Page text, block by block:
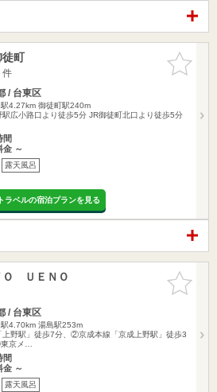
お気に入
りに追加
徒町
/ 台東区
4.27km 御徒町駅240m
駅広小路口より徒歩5分 JR御徒町北口より徒歩5分
間
金 ～
露天風呂
ラベルの宿泊プランを見る
お気に入
りに追加
Ｏ ＵＥＮＯ
/ 台東区
4.70km 湯島駅253m
野駅」徒歩7分、②京成本線「京成上野駅」徒歩3
京メ…
間
金 ～
露天風呂